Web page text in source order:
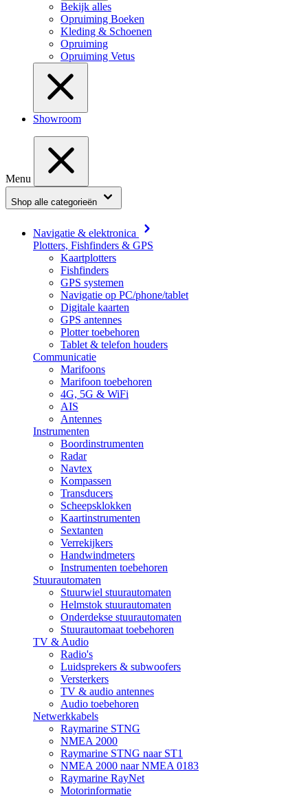
Bekijk alles
Opruiming Boeken
Kleding & Schoenen
Opruiming
Opruiming Vetus
Showroom
Menu
Shop alle categorieën
Navigatie & elektronica
Plotters, Fishfinders & GPS
Kaartplotters
Fishfinders
GPS systemen
Navigatie op PC/phone/tablet
Digitale kaarten
GPS antennes
Plotter toebehoren
Tablet & telefon houders
Communicatie
Marifoons
Marifoon toebehoren
4G, 5G & WiFi
AIS
Antennes
Instrumenten
Boordinstrumenten
Radar
Navtex
Kompassen
Transducers
Scheepsklokken
Kaartinstrumenten
Sextanten
Verrekijkers
Handwindmeters
Instrumenten toebehoren
Stuurautomaten
Stuurwiel stuurautomaten
Helmstok stuurautomaten
Onderdekse stuurautomaten
Stuurautomaat toebehoren
TV & Audio
Radio's
Luidsprekers & subwoofers
Versterkers
TV & audio antennes
Audio toebehoren
Netwerkkabels
Raymarine STNG
NMEA 2000
Raymarine STNG naar ST1
NMEA 2000 naar NMEA 0183
Raymarine RayNet
Motorinformatie